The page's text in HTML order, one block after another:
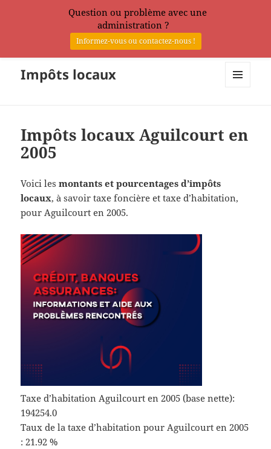
Impôts locaux
Impôts locaux Aguilcourt en
2005
Voici lesmontants et pourcentages d’impôts
locaux, à savoir taxe foncière et taxe d’habitation,
pour Aguilcourt en 2005.
Taxe d’habitation Aguilcourt en 2005 (base nette):
194254.0
Taux de la taxe d’habitation pour Aguilcourt en 2005
: 21.92 %
Question ou problème avec une
administration ?
Informez-vous ou contactez-nous !